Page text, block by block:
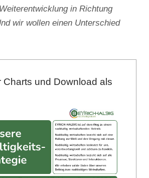
in Richtung
wir wollen einen Unterschied
Charts und Download als